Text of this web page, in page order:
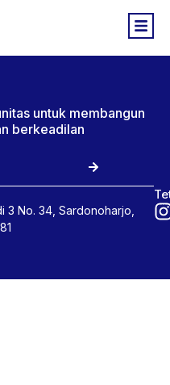
untuk membangun
berkeadilan
3 No. 34, Sardonoharjo,